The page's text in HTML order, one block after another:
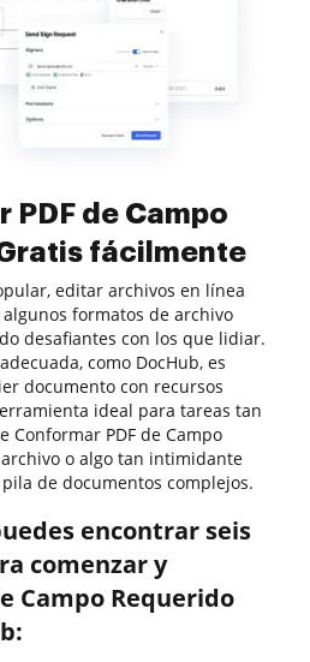
PDF de Campo
fácilmente
editar archivos en línea
formatos de archivo
desafiantes con los que lidiar.
como DocHub, es
documento con recursos
ideal para tareas tan
Conformar PDF de Campo
o algo tan intimidante
de documentos complejos.
encontrar seis
comenzar y
Campo Requerido